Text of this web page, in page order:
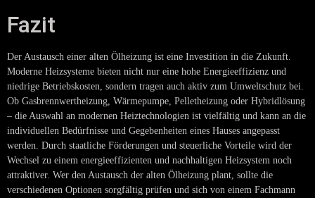
Fazit
Der Austausch einer alten Ölheizung ist eine Investition in die Zukunft.
Moderne Heizsysteme bieten nicht nur eine hohe Energieeffizienz und
niedrige Betriebskosten, sondern tragen auch aktiv zum Umweltschutz bei.
Ob Gasbrennwertheizung, Wärmepumpe, Pelletheizung oder Hybridlösung
– die Auswahl an modernen Heiztechnologien ist vielfältig und kann an die
individuellen Bedürfnisse und Gegebenheiten eines Hauses angepasst
werden. Durch staatliche Förderungen und steuerliche Vorteile wird der
Wechsel zu einem energieeffizienten und nachhaltigen Heizsystem noch
attraktiver. Wer den Austausch der alten Ölheizung plant, sollte die
verschiedenen Optionen sorgfältig prüfen und sich von einem Fachmann